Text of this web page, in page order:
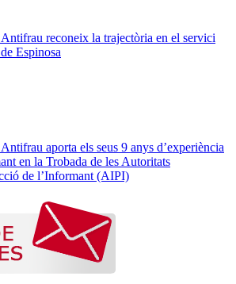
reconeix la trajectòria en el servici
Espinosa
aporta els seus 9 anys d’experiència
en la Trobada de les Autoritats
de l’Informant (AIPI)